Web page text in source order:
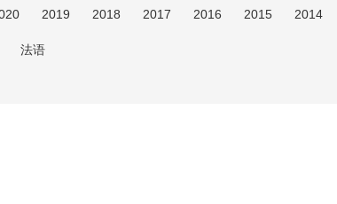
2019 2018 2017 2016 2015 2014
法语